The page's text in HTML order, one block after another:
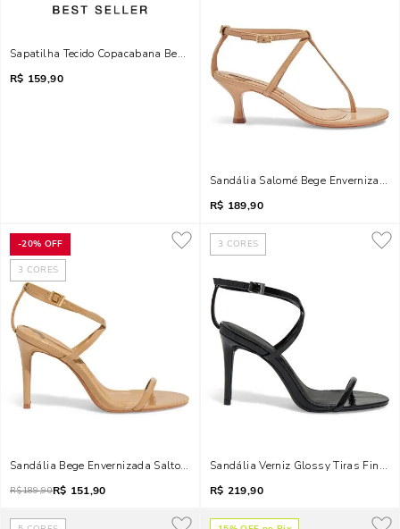
Sapatilha Tecido Copacabana Bege Areia Bico Fino
R$ 159,90
Sandália Salomé Bege Envernizado
R$ 189,90
-20% OFF
3 CORES
Sandália Bege Envernizada Salto Fino
R$189,90R$ 151,90
3 CORES
Sandália Verniz Glossy Tiras Finas
R$ 219,90